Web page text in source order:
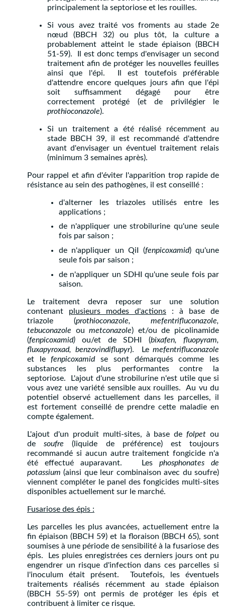
principalement la septoriose et les rouilles.
Si vous avez traité vos froments au stade 2e
nœud (BBCH 32) ou plus tôt, la culture a
probablement atteint le stade épiaison (BBCH
51-59). Il est donc temps d'envisager un second
traitement afin de protéger les nouvelles feuilles
ainsi que l'épi. Il est toutefois préférable
d'attendre encore quelques jours afin que l'épi
soit suffisamment dégagé pour être
correctement protégé (et de privilégier le
prothioconazole).
Si un traitement a été réalisé récemment au
stade BBCH 39, il est recommandé d'attendre
avant d'envisager un éventuel traitement relais
(minimum 3 semaines après).
Pour rappel et afin d'éviter l'apparition trop rapide de
résistance au sein des pathogènes, il est conseillé :
d'alterner les triazoles utilisés entre les
applications ;
de n'appliquer une strobilurine qu'une seule
fois par saison ;
de n'appliquer un QiI (fenpicoxamid) qu'une
seule fois par saison ;
de n'appliquer un SDHI qu'une seule fois par
saison.
Le traitement devra reposer sur une solution
contenant plusieurs modes d'actions : à base de
triazole (prothioconazole, mefentrifluconazole,
tebuconazole oumetconazole) et/ou de picolinamide
(fenpicoxamid) ou/et de SDHI (bixafen, fluopyram,
fluxapyroxad, benzovindiflupyr). Le mefentrifluconazole
et lefenpicoxamidse sont démarqués comme les
substances les plus performantes contre la
septoriose. L'ajout d'une strobilurine n'est utile que si
vous avez une variété sensible aux rouilles. Au vu du
potentiel observé actuellement dans les parcelles, il
est fortement conseillé de prendre cette maladie en
compte également.
L'ajout d'un produit multi-sites, à base defolpet ou
desoufre (liquide de préférence) est toujours
recommandé si aucun autre traitement fongicide n'a
été effectué auparavant. Les phosphonates de
potassium (ainsi que leur combinaison avec du soufre)
viennent compléter le panel des fongicides multi-sites
disponibles actuellement sur le marché.
Fusariose des épis :
Les parcelles les plus avancées, actuellement entre la
fin épiaison (BBCH 59) et la floraison (BBCH 65), sont
soumises à une période de sensibilité à la fusariose des
épis. Les pluies enregistrées ces derniers jours ont pu
engendrer un risque d'infection dans ces parcelles si
l'inoculum était présent. Toutefois, les éventuels
traitements réalisés récemment au stade épiaison
(BBCH 55-59) ont permis de protéger les épis et
contribuent à limiter ce risque.